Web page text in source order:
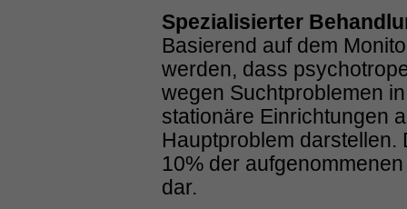
Spezialisierter
Basierend auf dem
werden, dass
wegen Suchtproblemen
stationäre Einrichtungen
Hauptproblem
10% der
dar.